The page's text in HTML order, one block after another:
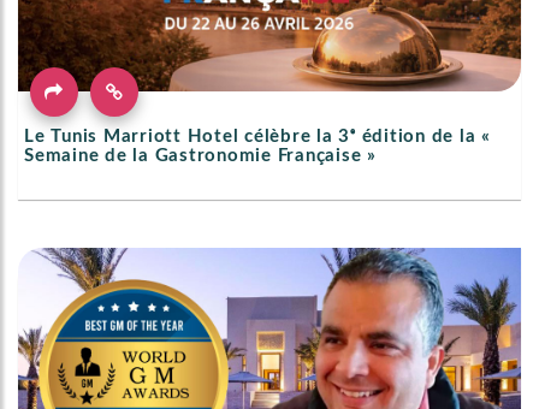
Le Tunis Marriott Hotel célèbre la 3ᵉ édition de la «
Semaine de la Gastronomie Française »